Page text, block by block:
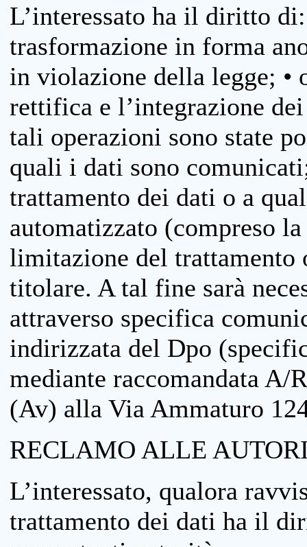
L’interessato ha il diritto
trasformazione in forma
in violazione della legge; •
rettifica e l’integrazione
tali operazioni sono state
quali i dati sono
trattamento dei dati o a
automatizzato (compreso
limitazione del trattamento
titolare. A tal fine sarà
attraverso specifica
indirizzata del Dpo
mediante raccomandata
(Av) alla Via Ammaturo
RECLAMO ALLE
L’interessato, qualora
trattamento dei dati ha il